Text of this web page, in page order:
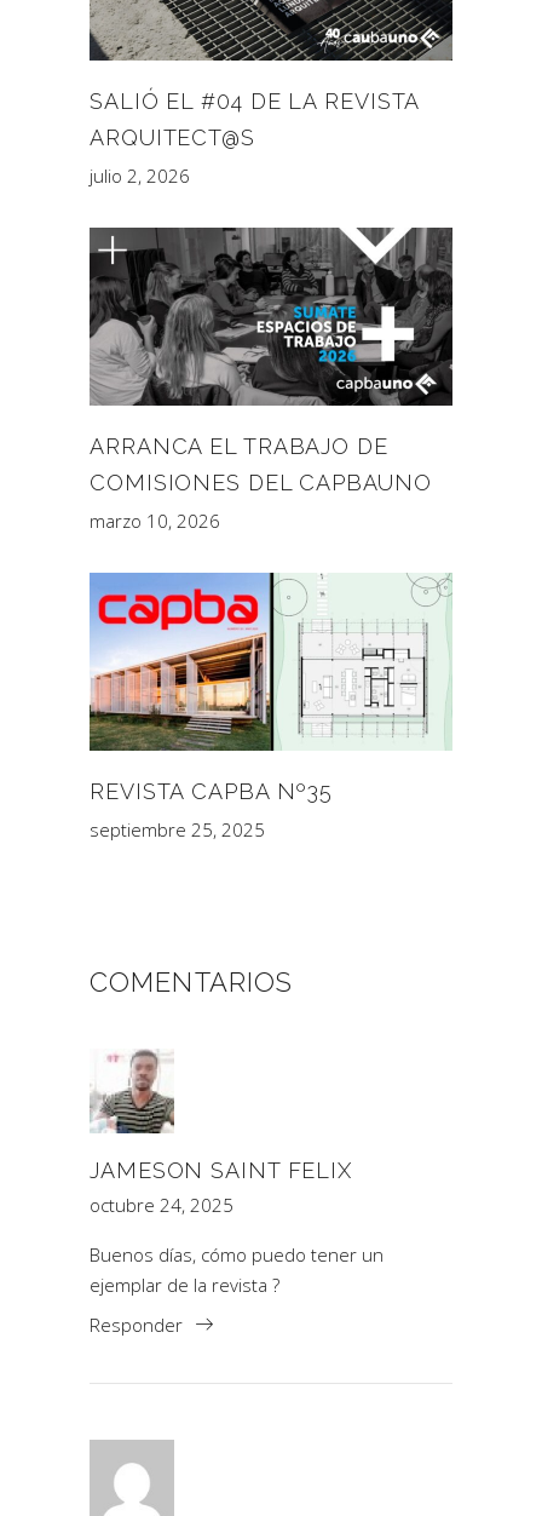
SALIÓ EL #04 DE LA REVISTA
ARQUITECT@S
julio 2, 2026
ARRANCA EL TRABAJO DE
COMISIONES DEL CAPBAUNO
marzo 10, 2026
REVISTA CAPBA Nº35
septiembre 25, 2025
COMENTARIOS
JAMESON SAINT FELIX
octubre 24, 2025
Buenos días, cómo puedo tener un
ejemplar de la revista ?
Responder